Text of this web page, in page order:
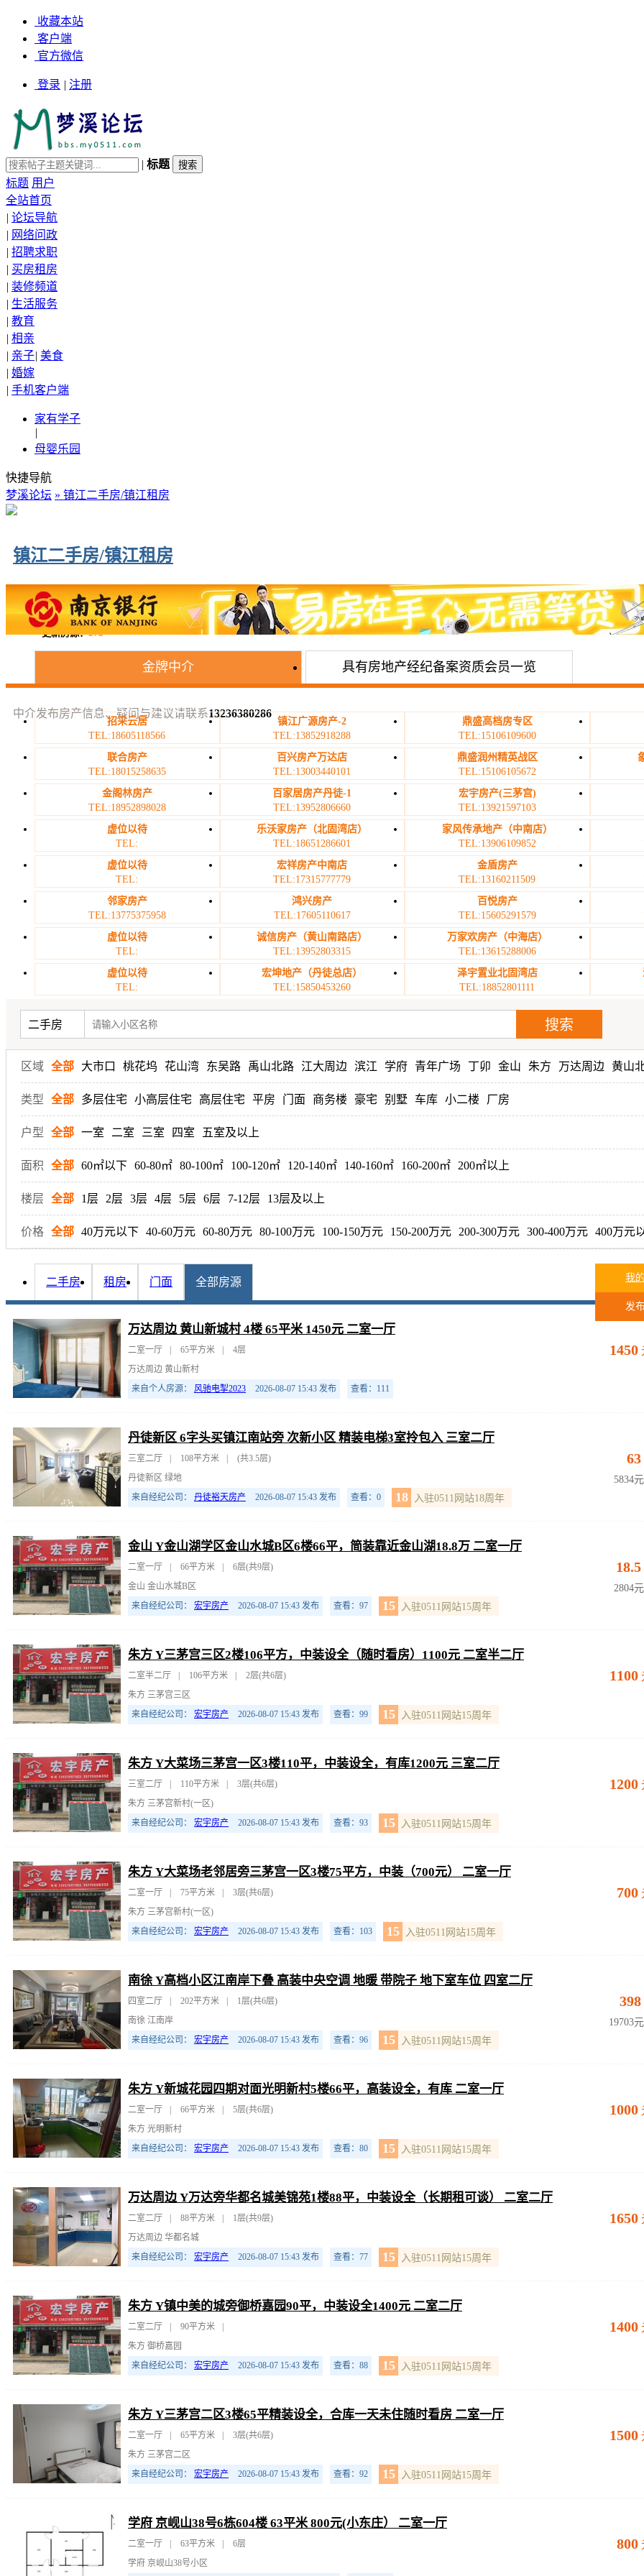
收藏本站
客户端
官方微信
登录 | 注册
| 标题
标题 用户
全站首页
| 论坛导航
| 网络问政
| 招聘求职
| 买房租房
| 装修频道
| 生活服务
| 教育
| 相亲
| 亲子| 美食
| 婚嫁
| 手机客户端
家有学子
|
母婴乐园
快捷导航
梦溪论坛 » 镇江二手房/镇江租房
镇江二手房/镇江租房
更新房源：272
中介发布房产信息、疑问与建议请联系13236380286
金牌中介 具有房地产经纪备案资质会员一览
招采云居
TEL:18605118566
镇江广源房产-2
TEL:13852918288
鼎盛高档房专区
TEL:15106109600
联合房产
TEL:18015258635
百兴房产万达店
TEL:13003440101
鼎盛润州精英战区
TEL:15106105672
金阁林房产
TEL:18952898028
百家居房产丹徒-1
TEL:13952806660
宏宇房产(三茅宫)
TEL:13921597103
虚位以待
TEL:
乐沃家房产（北固湾店）
TEL:18651286601
家风传承地产（中南店）
TEL:13906109852
虚位以待
TEL:
宏祥房产中南店
TEL:17315777779
金盾房产
TEL:13160211509
邻家房产
TEL:13775375958
鸿兴房产
TEL:17605110617
百悦房产
TEL:15605291579
虚位以待
TEL:
诚信房产（黄山南路店）
TEL:13952803315
万家欢房产（中海店）
TEL:13615288006
虚位以待
TEL:
宏坤地产（丹徒总店）
TEL:15850453260
泽宇置业北固湾店
TEL:18852801111
二手房
区域 全部 大市口 桃花坞 花山湾 东吴路 禹山北路 江大周边 滨江 学府 青年广场 丁卯 金山 朱方 万达周边 黄山
类型 全部 多层住宅 小高层住宅 高层住宅 平房 门面 商务楼 豪宅 别墅 车库 小二楼 厂房
户型 全部 一室 二室 三室 四室 五室及以上
面积 全部 60㎡以下 60-80㎡ 80-100㎡ 100-120㎡ 120-140㎡ 140-160㎡ 160-200㎡ 200㎡以上
楼层 全部 1层 2层 3层 4层 5层 6层 7-12层 13层及以上
价格 全部 40万元以下 40-60万元 60-80万元 80-100万元 100-150万元 150-200万元 200-300万元 300-400万元 400万元
二手房 租房 门面 全部房源 我
发
万达周边 黄山新城村 4楼 65平米 1450元 二室一厅
1450
二室一厅 65平方米
4层
万达周边 黄山新村
来自个人房源： 风驰电掣2023 2026-08-07 15:43 发布 查看：111
丹徒新区 6字头买镇江南站旁 次新小区 精装电梯3室拎包入 三室二厅
63
5834
三室二厅 108平方米
(共3.5层)
丹徒新区 绿地
来自经纪公司： 丹徒裕天房产 2026-08-07 15:43 发布 查看：0 18 入驻0511网站18周年
金山 Y金山湖学区金山水城B区6楼66平，简装靠近金山湖18.8万 二室一厅
18.5
2804
二室一厅 66平方米
6层(共9层)
金山 金山水城B区
来自经纪公司： 宏宇房产 2026-08-07 15:43 发布 查看：97 15 入驻0511网站15周年
朱方 Y三茅宫三区2楼106平方，中装设全（随时看房）1100元 二室半二厅
1100
二室半二厅 106平方米
2层(共6层)
朱方 三茅宫三区
来自经纪公司： 宏宇房产 2026-08-07 15:43 发布 查看：99 15 入驻0511网站15周年
朱方 Y大菜场三茅宫一区3楼110平，中装设全，有库1200元 三室二厅
1200
三室二厅 110平方米
3层(共6层)
朱方 三茅宫新村(一区)
来自经纪公司： 宏宇房产 2026-08-07 15:43 发布 查看：93 15 入驻0511网站15周年
朱方 Y大菜场老邻居旁三茅宫一区3楼75平方，中装（700元） 二室一厅
700
二室一厅 75平方米
3层(共6层)
朱方 三茅宫新村(一区)
来自经纪公司： 宏宇房产 2026-08-07 15:43 发布 查看：103 15 入驻0511网站15周年
南徐 Y高档小区江南岸下叠 高装中央空调 地暖 带院子 地下室车位 四室二厅
398
19703
四室二厅 202平方米
1层(共6层)
南徐 江南岸
来自经纪公司： 宏宇房产 2026-08-07 15:43 发布 查看：96 15 入驻0511网站15周年
朱方 Y新城花园四期对面光明新村5楼66平，高装设全，有库 二室一厅
1000
二室一厅 66平方米
5层(共6层)
朱方 光明新村
来自经纪公司： 宏宇房产 2026-08-07 15:43 发布 查看：80 15 入驻0511网站15周年
万达周边 Y万达旁华都名城美锦苑1楼88平，中装设全（长期租可谈） 二室二厅
1650
二室二厅 88平方米
1层(共9层)
万达周边 华都名城
来自经纪公司： 宏宇房产 2026-08-07 15:43 发布 查看：77 15 入驻0511网站15周年
朱方 Y镇中美的城旁御桥嘉园90平，中装设全1400元 二室二厅
1400
二室二厅 90平方米
朱方 御桥嘉园
来自经纪公司： 宏宇房产 2026-08-07 15:43 发布 查看：88 15 入驻0511网站15周年
朱方 Y三茅宫二区3楼65平精装设全，合库一天未住随时看房 二室一厅
1500
二室一厅 65平方米
3层(共6层)
朱方 三茅宫二区
来自经纪公司： 宏宇房产 2026-08-07 15:43 发布 查看：92 15 入驻0511网站15周年
学府 京岘山38号6栋604楼 63平米 800元(小东庄） 二室一厅
800
二室一厅 63平方米
6层
学府 京岘山38号小区